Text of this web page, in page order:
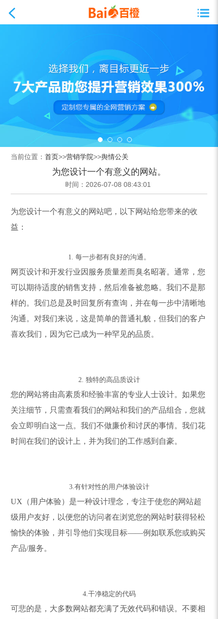
当前位置：首页>>营销学院>>舆情公关
为您设计一个有意义的网站。
时间：2026-07-08 08:43:01
为您设计一个有意义的网站吧，以下网站给您带来的收
益：
1. 每一步都有良好的沟通。
网页设计和开发行业因服务质量差而臭名昭著。通常，您
可以期待适度的销售支持，然后准备被忽略。我们不是那
样的。我们总是及时回复所有查询，并在每一步中清晰地
沟通。对我们来说，这是简单的普通礼貌，但我们的客户
喜欢我们，因为它已成为一种罕见的品质。
2. 独特的高品质设计
您的网站将由高素质和经验丰富的专业人士设计。如果您
关注细节，只需查看我们的网站和我们的产品组合，您就
会立即明白这一点。我们不做廉价和讨厌的事情。我们花
时间在我们的设计上，并为我们的工作感到自豪。
3.有针对性的用户体验设计
UX（用户体验）是一种设计理念，专注于使您的网站超
级用户友好，以便您的访问者在浏览您的网站时获得轻松
愉快的体验，并引导他们实现目标——例如联系您或购买
产品/服务。
4.干净稳定的代码
可悲的是，大多数网站都充满了无效代码和错误。不要相